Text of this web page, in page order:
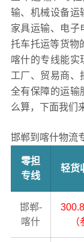
输、机械设备运
家具运输、电子
托车托运等货物
喀什的专线能实
工厂、贸易商、
全有保障的运输
么算，下面我们
邯郸到喀什物流
零担
专线
轻货
邯郸-
喀什
（